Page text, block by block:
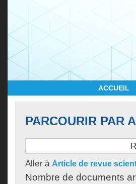
ACCUEIL
PARCOURIR PAR
Aller à Article de revue
Nombre de documents